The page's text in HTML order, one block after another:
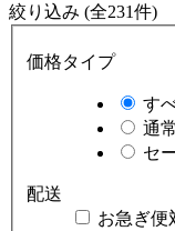
絞り込み (全231件)
価格タイプ
す
通
セ
配送
お急ぎ便